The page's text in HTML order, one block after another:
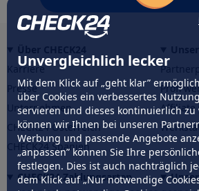
Unvergleichlich lecker
Mit dem Klick auf „geht klar”
über Cookies ein verbessertes
servieren und dieses kontinuierlich zu
können wir Ihnen bei unseren
Werbung und passende Angebote
„anpassen” können Sie Ihre
festlegen. Dies ist auch nachträglich
dem Klick auf „Nur notwendige
Karriere
Presse
Unternehmen
CHECK24 Österreich
CHECK24 Spanien
Profi
Affiliate
CHECK24 Zahlungsarten